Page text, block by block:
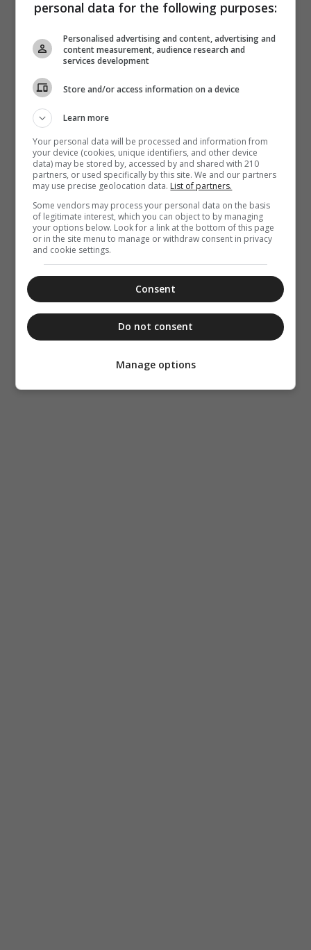
VIDEOS
ΔΙΑΦΟΡΑ
12:38
Τα βράδια των
personal data for the following purposes:
Personalised advertising and content, advertising and
content measurement, audience research and
services development
Store and/or access information on a device
Learn more
Your personal data will be processed and information from
your device (cookies, unique identifiers, and other device
data) may be stored by, accessed by and shared with 210
partners, or used specifically by this site. We and our partners
may use precise geolocation data. List of partners.
Some vendors may process your personal data on the basis
of legitimate interest, which you can object to by managing
your options below. Look for a link at the bottom of this page
or in the site menu to manage or withdraw consent in privacy
and cookie settings.
Consent
Do not consent
Manage options